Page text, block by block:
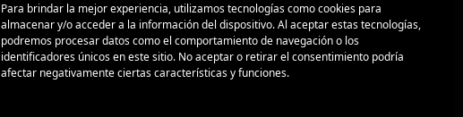
Para brindar la mejor experiencia, utilizamos tecnologías como cookies para
almacenar y/o acceder a la información del dispositivo. Al aceptar estas tecnologías,
podremos procesar datos como el comportamiento de navegación o los
identificadores únicos en este sitio. No aceptar o retirar el consentimiento podría
afectar negativamente ciertas características y funciones.